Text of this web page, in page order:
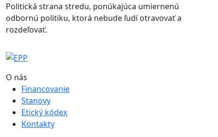
Politická strana stredu, ponúkajúca umiernenú
odbornú politiku, ktorá nebude ľudí otravovať a
rozdeľovať.
O nás
Financovanie
Stanovy
Etický kódex
Kontakty